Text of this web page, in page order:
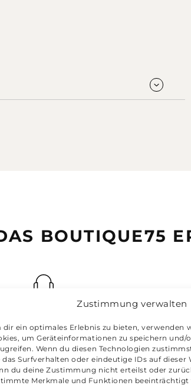
Zustimmung verwalten
dir ein optimales Erlebnis zu bieten, verwenden
um Geräteinformationen zu speichern und/
Wenn du diesen Technologien
das Surfverhalten oder eindeutige IDs auf dieser
du deine Zustimmung nicht erteilst oder
Merkmale und Funktionen beeinträchtigt
BOUTIQUE75
Diensten
uns jederzeit per E-
unter der folgenden
Adresse erreichen:
Unsere